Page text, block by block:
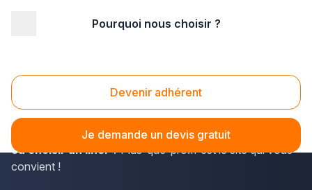
Pourquoi nous choisir ?
Devenir adhérent
Je demande un devis gratuit
Piscine Savoie (73)
À la recherche d'un constructeur de piscines en Savoie,
mettre en place des équipements de filtration
ou choisir un liner? Plus-que-pro.fr est le site qui vous
convient !